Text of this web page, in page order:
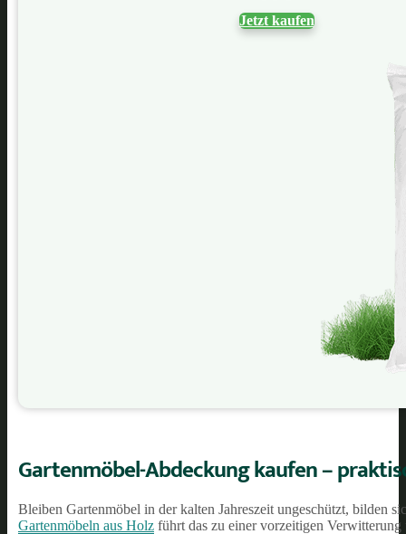
Jetzt kaufen
Gartenmöbel-Abdeckung kaufen –
Bleiben Gartenmöbel in der kalten Jahreszeit ungeschützt, bilden
Gartenmöbeln aus Holz führt das zu einer vorzeitigen Verwitterung